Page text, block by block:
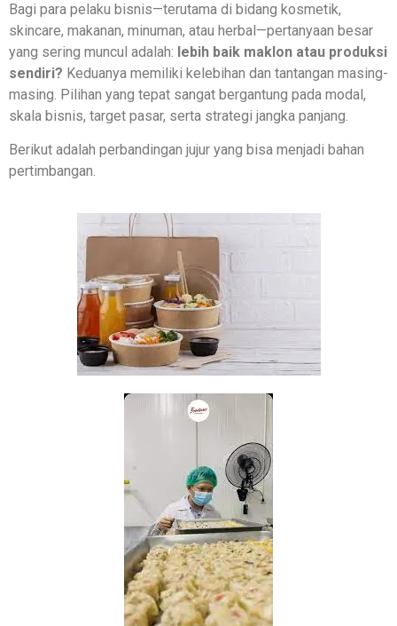
Bagi para pelaku bisnis—terutama di bidang kosmetik,
skincare, makanan, minuman, atau herbal—pertanyaan besar
yang sering muncul adalah: lebih baik maklon atau produksi
sendiri? Keduanya memiliki kelebihan dan tantangan masing-
masing. Pilihan yang tepat sangat bergantung pada modal,
skala bisnis, target pasar, serta strategi jangka panjang.
Berikut adalah perbandingan jujur yang bisa menjadi bahan
pertimbangan.